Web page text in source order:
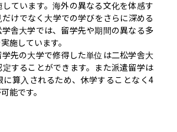
ています。海外の異なる文化を体感す
けでなく大学での学びをさらに深める
舎大学では、留学先や期間の異なる多
施しています。
先の大学で修得した単位は二松学舎大
することができます。また派遣留学は
に算入されるため、休学することなく4
能です。